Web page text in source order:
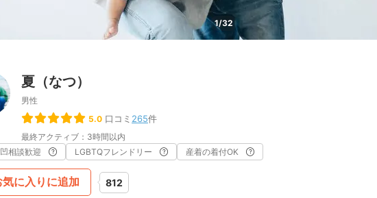
1/32
夏（なつ）
男性
5.0 口コミ 265件
最終アクティブ：3時間以内
相談歓迎
LGBTQフレンドリー 産着の着付OK
気に入りに追加 812